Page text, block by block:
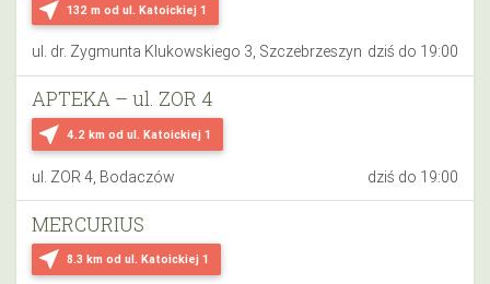
near_me 132 m od ul. Katoickiej 1
ul. dr. Zygmunta Klukowskiego 3, Szczebrzeszyn dziś do 19:00
near_me 4.2 km od ul. Katoickiej 1
APTEKA – ul. ZOR 4
ul. ZOR 4, Bodaczów dziś do 19:00
near_me 8.3 km od ul. Katoickiej 1
MERCURIUS